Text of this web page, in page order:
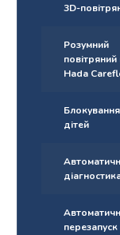
3D-
Розумний
повітряний
Hada
дітей
перезапуск